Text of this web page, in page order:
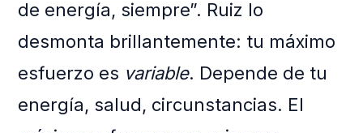
de energía, siempre”. Ruiz lo
desmonta brillantemente: tu máximo
esfuerzo es variable. Depende de tu
energía, salud, circunstancias. El